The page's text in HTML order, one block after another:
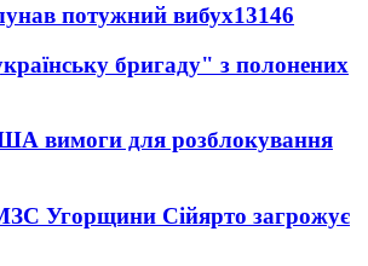
потужний вибух13146
бригаду" з полонених
вимоги для розблокування
Угорщини Сійярто загрожує